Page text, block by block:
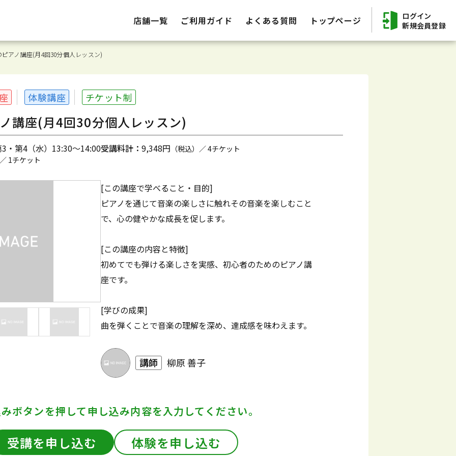
店舗一覧 ご利用ガイド よくある質問 トップページ
ログイン
新規会員登録
アノ講座(月4回30分個人レッスン)
体験講座 チケット制
講座(月4回30分個人レッスン)
・第4（水）13:30～14:00受講料計： 9,348円 （税込）／ 4チケット
1チケット
[この講座で学べること・目的]
ピアノを通じて音楽の楽しさに触れその音楽を楽しむこと
で、心の健やかな成長を促します。
[この講座の内容と特徴]
初めてでも弾ける楽しさを実感、初心者のためのピアノ講
座です。
[学びの成果]
曲を弾くことで音楽の理解を深め、達成感を味わえます。
講師 柳原 善子
ボタンを押して申し込み内容を入力してください。
受講を申し込む 体験を申し込む